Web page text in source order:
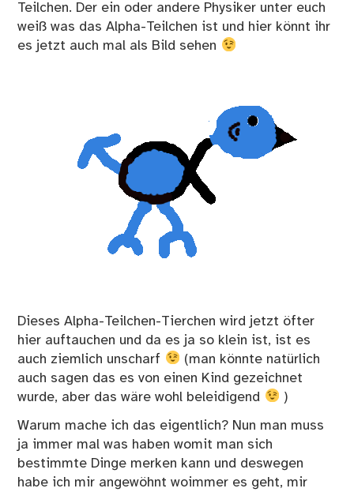
Teilchen. Der ein oder andere Physiker unter euch
weiß was das Alpha-Teilchen ist und hier könnt ihr
es jetzt auch mal als Bild sehen
Dieses Alpha-Teilchen-Tierchen wird jetzt öfter
hier auftauchen und da es ja so klein ist, ist es
auch ziemlich unscharf
(man könnte natürlich
auch sagen das es von einen Kind gezeichnet
wurde, aber das wäre wohl beleidigend
)
Warum mache ich das eigentlich? Nun man muss
ja immer mal was haben womit man sich
bestimmte Dinge merken kann und deswegen
habe ich mir angewöhnt woimmer es geht, mir